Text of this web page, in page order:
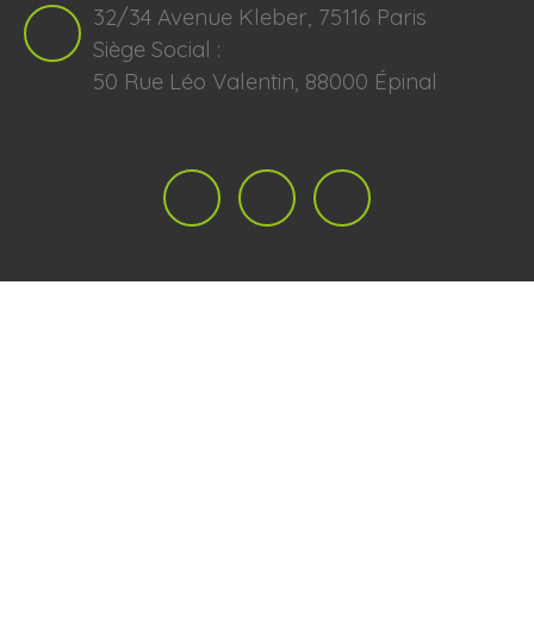
32/34 Avenue Kleber, 75116 Paris
Siège Social :
50 Rue Léo Valentin, 88000 Épinal